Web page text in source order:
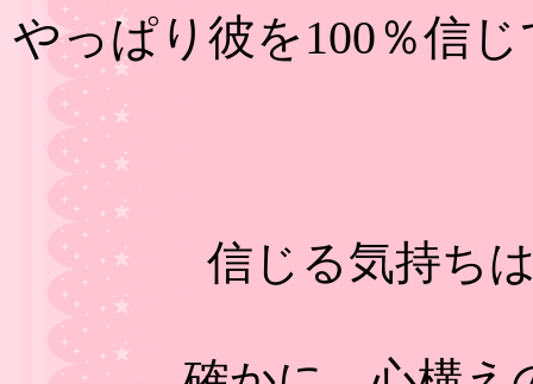
やっぱり彼を100％信
信じる気持ち